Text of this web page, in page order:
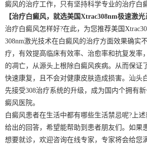
癜风的治疗工作，只有坚持科学专业的治疗白
【治疗白癜风，就选美国Xtrac308nm极速激光
治疗白癜风怎样好?在此，为您推荐美国
308nm激光技术在白癜风的治疗方面效果确实
疗，有效提高临床有效率、治愈率和抗复发率
的凋亡，从源头上根除白癜风疾病。从而保证
快速康复，且不会对健康皮肤造成损害。汕头
先接受308治疗系统的升级，成为国内个拥有
癜风医院。
白癜风患者在生活中都有哪些生活禁忌呢?上
给出的回答，希望能帮助到患者朋友们。如果
想要就诊，欢迎咨询在线专家，专家将会给您